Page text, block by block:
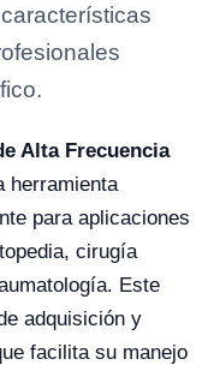
Alta Frecuencia
herramienta
para aplicaciones
cirugía
Este
adquisición y
facilita su manejo